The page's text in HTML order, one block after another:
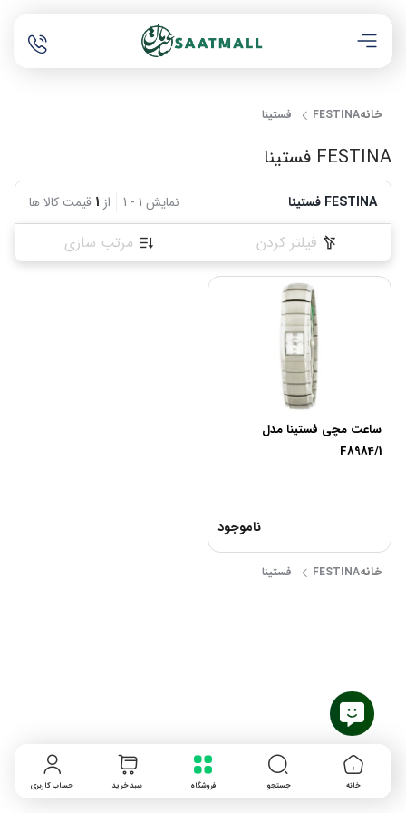
خانه جستجو فروشگاه سبد خرید حساب کاربری
خانهFESTINA فستینا
FESTINA فستینا
FESTINA فستینا نمایش 1
-
1 از 1 قیمت کالا ها
فیلتر کردن مرتب سازی
ساعت مچی فستینا مدل
F8984/1
ناموجود
خانهFESTINA فستینا